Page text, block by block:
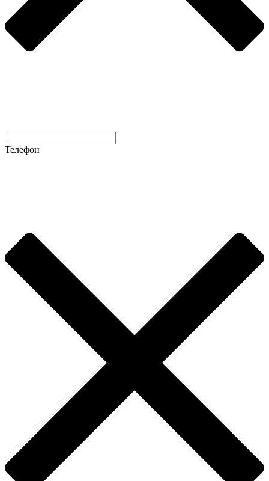
Телефон